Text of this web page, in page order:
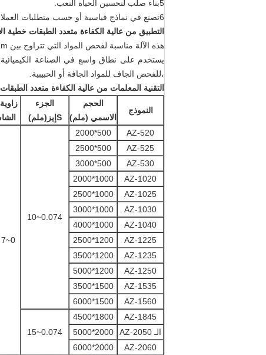
5بناء صلب لتحسين الحياة التعب.
6تصنع في نماذج قياسية أو حسب متطلبات العملاء.
التطبيق من عالية الكفاءة متعدد الطبقات خطية
هذه الآلة مناسبة لفحص المواد التي تتراوح بين 0.74mm و 10mm، محتوى الماء أقل من 7٪، ولا لزجة.
يستخدم على نطاق واسع في الصناعة الكيميائية
،للفحص الجاف للمواد الجافة أو الحبيبية.
التقنية المعلمات من عالية الكفاءة متعدد
النموذج
الحجم
الاسمي (ملم)
الجزء
S إيز (ملم)
AZ-520
500*2000
0.074~10
0~7 درجة
AZ-525
500*2500
AZ-530
500*3000
AZ-1020
1000*2000
AZ-1025
1000*2500
AZ-1030
1000*3000
AZ-1040
1000*4000
AZ-1225
1200*2500
AZ-1235
1200*3500
AZ-1250
1200*5000
AZ-1535
1500*3500
AZ-1560
1500*6000
AZ-1845
1800*4500
0.074~15
الـ AZ-2050
2000*5000
AZ-2060
2000*6000